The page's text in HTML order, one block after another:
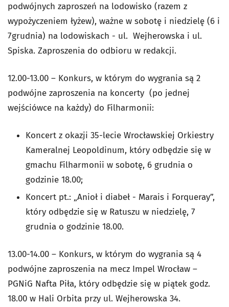
podwójnych zaproszeń na lodowisko (razem z
wypożyczeniem łyżew), ważne w sobotę i niedzielę (6 i
7grudnia) na lodowiskach - ul. Wejherowska i ul.
Spiska. Zaproszenia do odbioru w redakcji.
12.00-13.00 – Konkurs, w którym do wygrania są 2
podwójne zaproszenia na koncerty (po jednej
wejściówce na każdy) do Filharmonii:
Koncert z okazji 35-lecie Wrocławskiej Orkiestry
Kameralnej Leopoldinum, który odbędzie się w
gmachu Filharmonii w sobotę, 6 grudnia o
godzinie 18.00;
Koncert pt.: „Anioł i diabeł - Marais i Forqueray”,
który odbędzie się w Ratuszu w niedzielę, 7
grudnia o godzinie 18.00.
13.00-14.00 – Konkurs, w którym do wygrania są 4
podwójne zaproszenia na mecz Impel Wrocław –
PGNiG Nafta Piła, który odbędzie się w piątek godz.
18.00 w Hali Orbita przy ul. Wejherowska 34.